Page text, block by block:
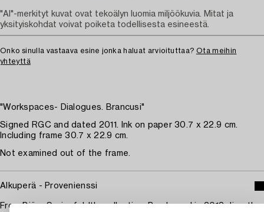
Onko sinulla vastaava esine jonka haluat arvioituttaa? Ota meihin
yhteyttä
"Workspaces- Dialogues. Brancusi"
Signed RGC and dated 2011. Ink on paper 30.7 x 22.9 cm.
Including frame 30.7 x 22.9 cm.
Not examined out of the frame.
Alkuperä - Provenienssi
From Björn Springfeldt's collection. Purchased in 2012 directly
"AI"-merkityt kuvat ovat tekoälyn luomia miljöökuvia. Mitat ja
yksityiskohdat voivat poiketa todellisesta esineestä.